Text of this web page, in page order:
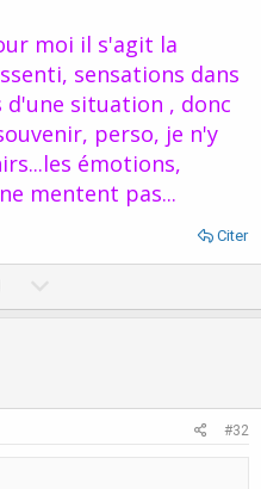
moi il s'agit la
sensations dans
d'une situation , donc
perso, je n'y
émotions,
mentent pas...
Citer
o
v
#32